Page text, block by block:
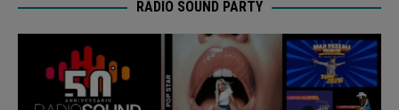
RADIO SOUND PARTY